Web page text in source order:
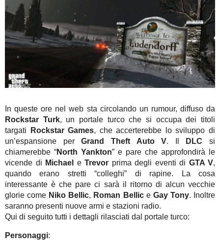
In queste ore nel web sta circolando un rumour, diffuso da
Rockstar Turk, un portale turco che si occupa dei titoli
targati
Rockstar Games, che accerterebbe lo sviluppo di
un’espansione perGrand Theft Auto V. Il DLC si
chiamerebbe “North Yankton” e pare che approfondirà le
vicende di Michael e Trevor prima degli eventi di GTA V,
quando erano stretti “colleghi” di rapine. La cosa
interessante è che pare ci sarà il ritorno di alcun vecchie
glorie come Niko Bellic, Roman Bellice Gay Tony. Inoltre
saranno presenti nuove armi e stazioni radio.
Qui di seguito tutti i dettagli rilasciati dal portale turco:
Personaggi: